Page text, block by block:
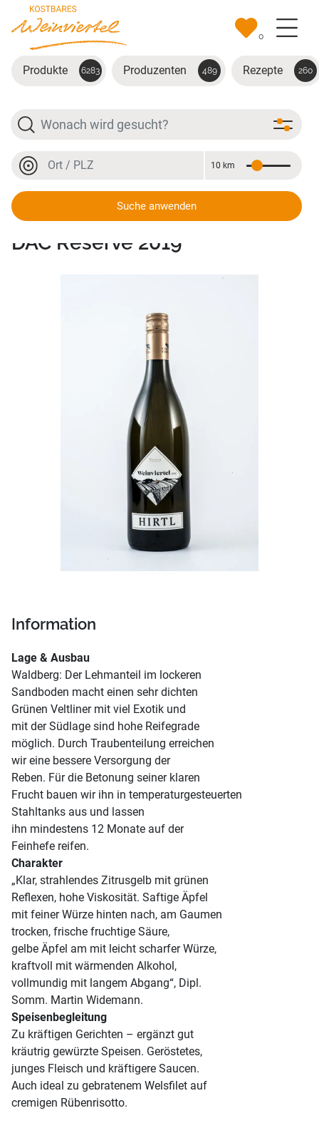
Zum Hauptinhalt springen
0
Produkte 6283 Produzenten 489 Rezepte 260
Suche
Ort oder PLZ
Entfernung
10 km
Suche anwenden
Grüner Veltliner Weinviertel
DAC Reserve 2019
Information
Lage & Ausbau
Waldberg: Der Lehmanteil im lockeren
Sandboden macht einen sehr dichten
Grünen Veltliner mit viel Exotik und
mit der Südlage sind hohe Reifegrade
möglich. Durch Traubenteilung erreichen
wir eine bessere Versorgung der
Reben. Für die Betonung seiner klaren
Frucht bauen wir ihn in temperaturgesteuerten
Stahltanks aus und lassen
ihn mindestens 12 Monate auf der
Feinhefe reifen.
Charakter
„Klar, strahlendes Zitrusgelb mit grünen
Reflexen, hohe Viskosität. Saftige Äpfel
mit feiner Würze hinten nach, am Gaumen
trocken, frische fruchtige Säure,
gelbe Äpfel am mit leicht scharfer Würze,
kraftvoll mit wärmenden Alkohol,
vollmundig mit langem Abgang“, Dipl.
Somm. Martin Widemann.
Speisenbegleitung
Zu kräftigen Gerichten – ergänzt gut
kräutrig gewürzte Speisen. Geröstetes,
junges Fleisch und kräftigere Saucen.
Auch ideal zu gebratenem Welsfilet auf
cremigen Rübenrisotto.